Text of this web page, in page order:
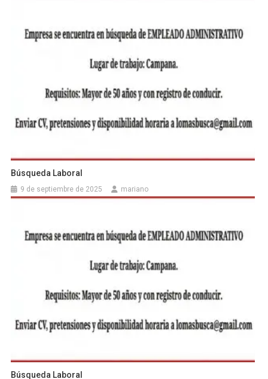
Búsqueda Laboral
9 de septiembre de 2025 mariano
Búsqueda Laboral